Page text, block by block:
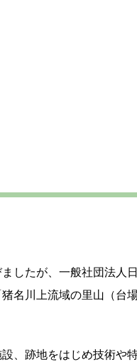
したが、一般社団法人日
名川上流域の里山（台
、跡地をはじめ技術や